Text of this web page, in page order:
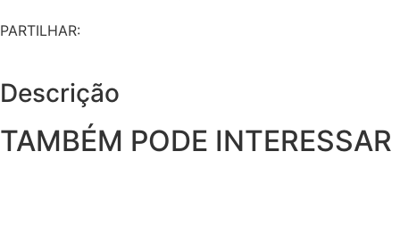
PARTILHAR:
Descrição
TAMBÉM PODE INTERESSAR